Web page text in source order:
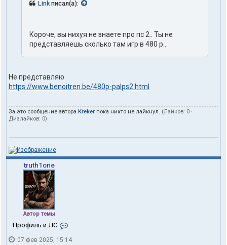
Link писал(а):
Короче, вы нихуя не знаете про пс 2.. Ты не
представляешь сколько там игр в 480 р..
Не представляю
https://www.benoitren.be/480p-palps2.html
За это сообщение автора Kreker пока никто не лайкнул. (Лайков: 0 ·
Дизлайков: 0)
truth1one
Автор темы
Профиль и ЛС:
н
07 фев 2025, 15:14